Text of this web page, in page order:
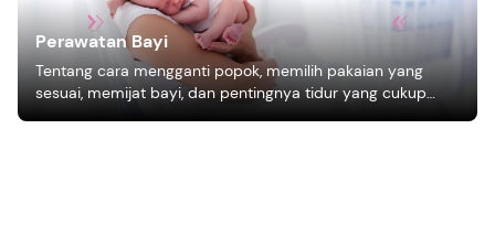
Perawatan Bayi
Tentang cara mengganti popok, memilih pakaian yang
sesuai, memijat bayi, dan pentingnya tidur yang cukup
bagi pertumbuhan bayi.